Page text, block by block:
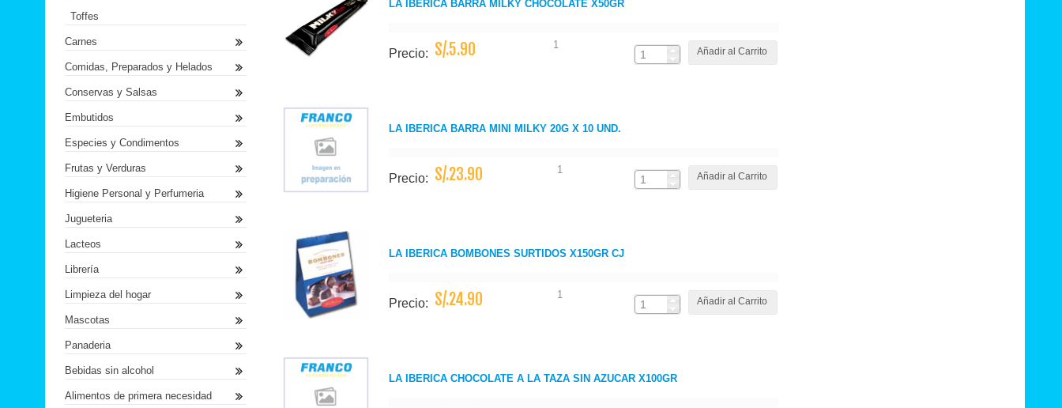
LA IBERICA BARRA MILKY CHOCOLATE X50GR
Precio: S/.5.90 1
Añadir al Carrito
LA IBERICA BARRA MINI MILKY 20G X 10 UND.
Precio: S/.23.90 1
Añadir al Carrito
LA IBERICA BOMBONES SURTIDOS X150GR CJ
Precio: S/.24.90 1
Añadir al Carrito
LA IBERICA CHOCOLATE A LA TAZA SIN AZUCAR X100GR
Toffes
Carnes
Comidas, Preparados y Helados
Conservas y Salsas
Embutidos
Especies y Condimentos
Frutas y Verduras
Higiene Personal y Perfumeria
Jugueteria
Lacteos
Librería
Limpieza del hogar
Mascotas
Panaderia
Bebidas sin alcohol
Alimentos de primera necesidad